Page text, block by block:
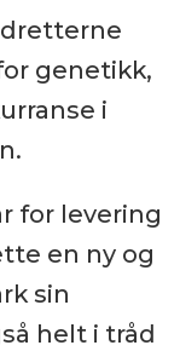
en del av
selskapet
genetikk,
i
for levering
en ny og
sin
helt i tråd